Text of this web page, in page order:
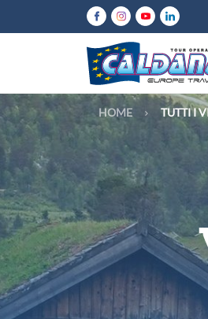
Italia
Europa
Mondo
Tutte le destinazioni
HOME TUTTI I